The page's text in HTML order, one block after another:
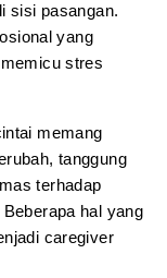
sisi pasangan.
yang
stres
memang
tanggung
terhadap
hal yang
caregiver